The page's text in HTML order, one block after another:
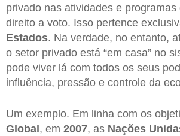
privado nas atividades e programas
direito a voto. Isso pertence
Estados. Na verdade, no entanto,
o setor privado está “em casa” no
pode viver lá com todos os seus
influência, pressão e controle da
Um exemplo. Em linha com os
Global , em 2007, as Nações